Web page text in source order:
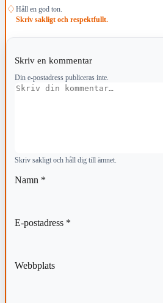
♢ Håll en god ton.
Skriv sakligt och respektfullt.
Skriv en kommentar
Din e-postadress publiceras inte.
Kommentar
Skriv sakligt och håll dig till ämnet.
Namn *
E-postadress *
Webbplats